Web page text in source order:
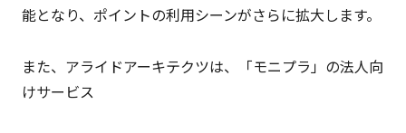
能となり、ポイントの利用シーンがさらに拡大します。
また、アライドアーキテクツは、「モニプラ」の法人向
けサービス